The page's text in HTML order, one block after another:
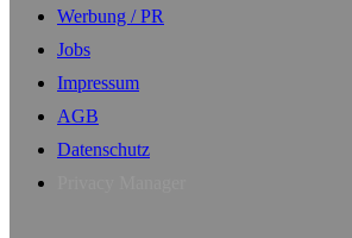
Werbung / PR
Jobs
Impressum
AGB
Datenschutz